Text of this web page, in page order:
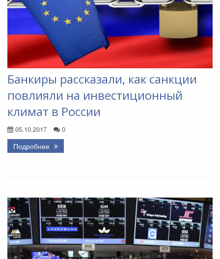
Банкиры рассказали, как санкции
повлияли на инвестиционный
климат в России
05.10.2017 0
Подробнее